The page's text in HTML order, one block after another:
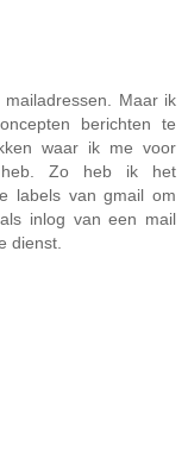
Maar ik
berichten te
waar ik me voor
heb. Zo heb ik het
labels van gmail om
inlog van een mail
dienst.